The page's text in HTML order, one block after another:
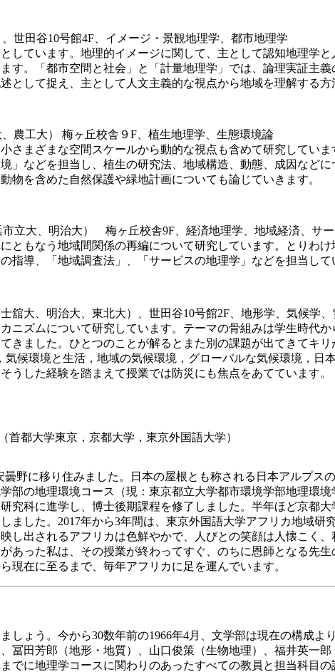
世田谷10号館4F、イメージ・景観地理学、都市地理学
しています。地理的イメージに関して、主として認知地理学
す。「都市空間と社会」と「計量地理学」では、論理実証主
として捉え、主として人文主義的な視点から地域を理解する方
農工大） 梅ヶ丘校舎９F、植生地理学、生態環境論
さまざまな空間スケールから動的な視点も含めて研究してい
」などを担当し、植生の研究法、地域構造、動態、成因など
物を含めた自然保護や緑地計画についても論じていきます。
立大、明治大） 梅ヶ丘校舎9F、経済地理学、地域経済、サ
もなう地域間関係の再編について研究しています。とりわ
指導、「地域調査法」、「サービスの地理学」などを担当して
舘大、明治大、東北大）、世田谷10号館2F、地形学、気候学
ニズムについて研究しています。テーマの骨組みは学生時代
きました。ひとつのことが解るとまた別の課題が出てきてキ
候環境と生活，地域の気候環境，グローバルな気候環境，
うした経験を踏まえて授業では防災にも焦点をあてています。
都大学東京，京都大学，東京外国語大学）
野に移り住みました。日本の屋根とも称される日本アルプス
部の地理環境コース（現：東京都立大学都市環境学部地理環
究科に進学し、博士後期課程を修了しました。半年ほど京都
ました。2017年から3年間は、東京外国語大学アフリカ地域研
し出されるアフリカは色鮮やかで、人びとの笑顔は人懐こく
あった私は、その授業が終わってすぐ、のちに恩師となる先
現在に至るまで、毎年アフリカに足を運んでいます。
ょう。今から30数年前の1966年4月、文学部は現在の構成よ
冨田芳郎（地形・地質）、山口俊策（生物地理）、福井英一
でに地理学コースに関わりのあったすべての教員と担当科目